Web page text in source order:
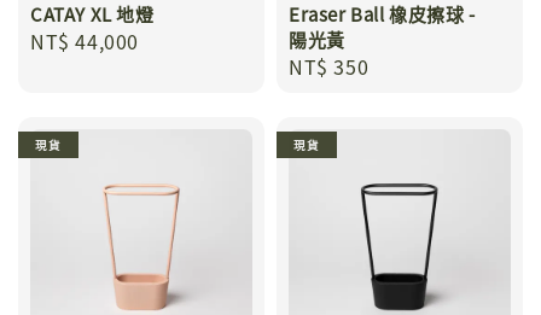
CATAY XL 地燈
Regular
NT$ 44,000
Eraser Ball 橡皮擦球 -
陽光黃
Regular
NT$ 350
現貨 現貨